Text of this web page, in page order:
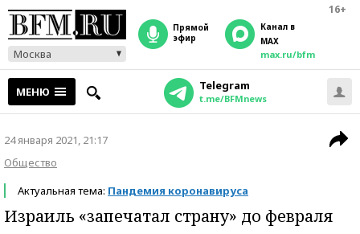
16+
Москва
прямой
эфир
Канал в
MAX
max.ru/bfm
МЕНЮ Telegram
t.me/BFMnews
24 января 2021, 21:17
Общество
Актуальная тема: Пандемия коронавируса
Израиль «запечатал страну» до февраля